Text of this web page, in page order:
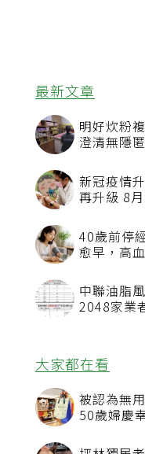
最新文章
明好炊粉
澄清無隱
新冠疫情
再升級 8
40歲前停
愈早，高
中聯油脂
2048家
大家都在看
被認為無
50歲婦